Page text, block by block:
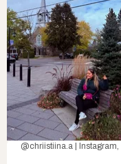
@chriistiina.a | Instagram,